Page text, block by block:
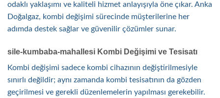
odaklı yaklaşımı ve kaliteli hizmet anlayışıyla öne çıkar. Anka
Doğalgaz, kombi değişimi sürecinde müşterilerine her
adımda destek sağlar ve güvenilir çözümler sunar.
sile-kumbaba-mahallesi Kombi Değişimi ve Tesisatı
Kombi değişimi sadece kombi cihazının değiştirilmesiyle
sınırlı değildir; aynı zamanda kombi tesisatının da gözden
geçirilmesi ve gerekli düzenlemelerin yapılması gerekebilir.